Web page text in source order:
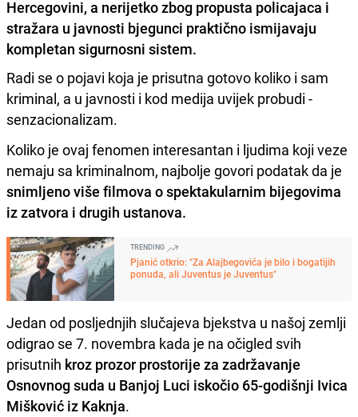
Hercegovini, a nerijetko zbog propusta policajaca i
stražara u javnosti bjegunci praktično ismijavaju
kompletan sigurnosni sistem.
Radi se o pojavi koja je prisutna gotovo koliko i sam
kriminal, a u javnosti i kod medija uvijek probudi -
senzacionalizam.
Koliko je ovaj fenomen interesantan i ljudima koji veze
nemaju sa kriminalnom, najbolje govori podatak da je
snimljeno više filmova o spektakularnim bijegovima
iz zatvora i drugih ustanova.
TRENDING
Pjanić otkrio: "Za Alajbegovića je bilo i bogatijih
ponuda, ali Juventus je Juventus"
Jedan od posljednjih slučajeva bjekstva u našoj zemlji
odigrao se 7. novembra kada je na očigled svih
prisutnih kroz prozor prostorije za zadržavanje
Osnovnog suda u Banjoj Luci iskočio 65-godišnji Ivica
Mišković iz Kaknja.